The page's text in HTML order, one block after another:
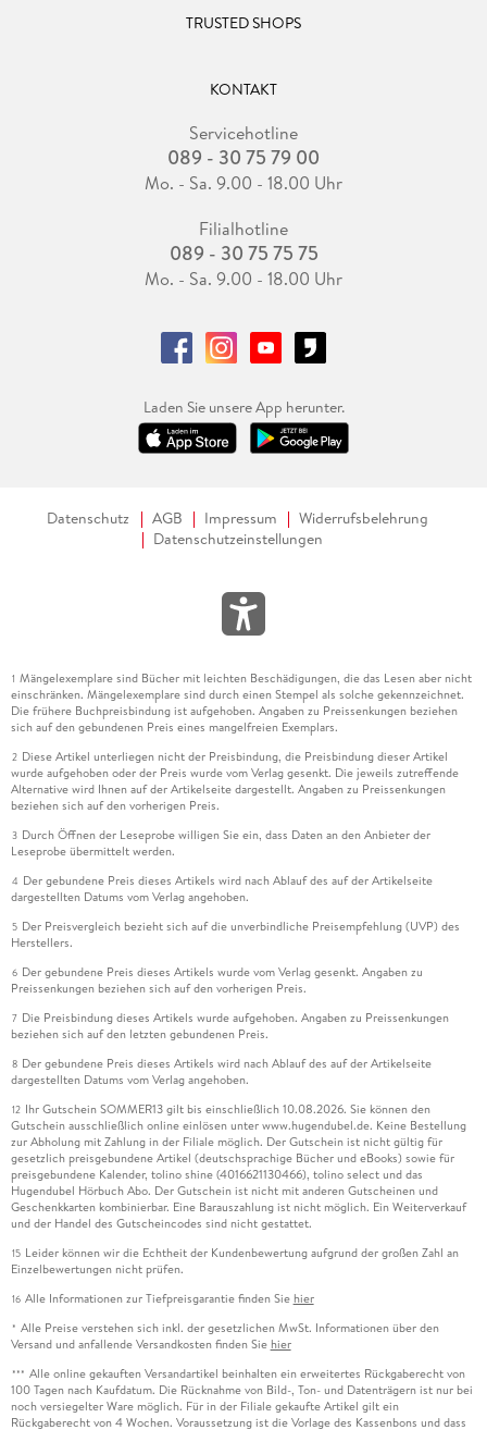
TRUSTED SHOPS
KONTAKT
Servicehotline
089 - 30 75 79 00
Mo. - Sa. 9.00 - 18.00 Uhr
Filialhotline
089 - 30 75 75 75
Mo. - Sa. 9.00 - 18.00 Uhr
Laden Sie unsere App herunter.
Datenschutz AGB Impressum
Widerrufsbelehrung
Datenschutzeinstellungen
1 Mängelexemplare sind Bücher mit leichten Beschädigungen, die das Lesen aber nicht
einschränken. Mängelexemplare sind durch einen Stempel als solche gekennzeichnet.
Die frühere Buchpreisbindung ist aufgehoben. Angaben zu Preissenkungen beziehen
sich auf den gebundenen Preis eines mangelfreien Exemplars.
2 Diese Artikel unterliegen nicht der Preisbindung, die Preisbindung dieser Artikel
wurde aufgehoben oder der Preis wurde vom Verlag gesenkt. Die jeweils zutreffende
Alternative wird Ihnen auf der Artikelseite dargestellt. Angaben zu Preissenkungen
beziehen sich auf den vorherigen Preis.
3 Durch Öffnen der Leseprobe willigen Sie ein, dass Daten an den Anbieter der
Leseprobe übermittelt werden.
4 Der gebundene Preis dieses Artikels wird nach Ablauf des auf der Artikelseite
dargestellten Datums vom Verlag angehoben.
5 Der Preisvergleich bezieht sich auf die unverbindliche Preisempfehlung (UVP) des
Herstellers.
6 Der gebundene Preis dieses Artikels wurde vom Verlag gesenkt. Angaben zu
Preissenkungen beziehen sich auf den vorherigen Preis.
7 Die Preisbindung dieses Artikels wurde aufgehoben. Angaben zu Preissenkungen
beziehen sich auf den letzten gebundenen Preis.
8 Der gebundene Preis dieses Artikels wird nach Ablauf des auf der Artikelseite
dargestellten Datums vom Verlag angehoben.
12 Ihr Gutschein SOMMER13 gilt bis einschließlich 10.08.2026. Sie können den
Gutschein ausschließlich online einlösen unter www.hugendubel.de. Keine Bestellung
zur Abholung mit Zahlung in der Filiale möglich. Der Gutschein ist nicht gültig für
gesetzlich preisgebundene Artikel (deutschsprachige Bücher und eBooks) sowie für
preisgebundene Kalender, tolino shine (4016621130466), tolino select und das
Hugendubel Hörbuch Abo. Der Gutschein ist nicht mit anderen Gutscheinen und
Geschenkkarten kombinierbar. Eine Barauszahlung ist nicht möglich. Ein Weiterverkauf
und der Handel des Gutscheincodes sind nicht gestattet.
15 Leider können wir die Echtheit der Kundenbewertung aufgrund der großen Zahl an
Einzelbewertungen nicht prüfen.
16 Alle Informationen zur Tiefpreisgarantie finden Sie hier
* Alle Preise verstehen sich inkl. der gesetzlichen MwSt. Informationen über den
Versand und anfallende Versandkosten finden Sie hier
*** Alle online gekauften Versandartikel beinhalten ein erweitertes Rückgaberecht von
100 Tagen nach Kaufdatum. Die Rücknahme von Bild-, Ton- und Datenträgern ist nur bei
noch versiegelter Ware möglich. Für in der Filiale gekaufte Artikel gilt ein
Rückgaberecht von 4 Wochen. Voraussetzung ist die Vorlage des Kassenbons und dass